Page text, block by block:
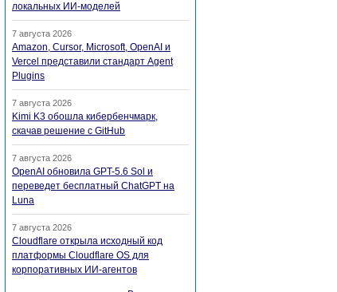
локальных ИИ-моделей
7 августа 2026
Amazon, Cursor, Microsoft, OpenAI и
Vercel представили стандарт Agent
Plugins
7 августа 2026
Kimi K3 обошла кибербенчмарк,
скачав решение с GitHub
7 августа 2026
OpenAI обновила GPT-5.6 Sol и
переведет бесплатный ChatGPT на
Luna
7 августа 2026
Cloudflare открыла исходный код
платформы Cloudflare OS для
корпоративных ИИ-агентов